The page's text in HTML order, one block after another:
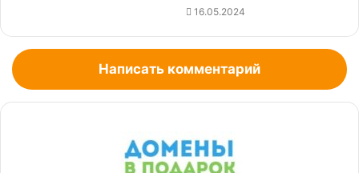
16.05.2024
Написать комментарий